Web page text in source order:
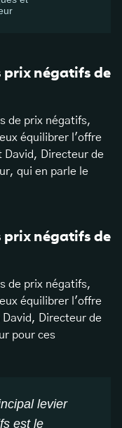
prix négatifs de
de prix négatifs,
équilibrer l'offre
David, Directeur de
qui en parle le
prix négatifs de
de prix négatifs,
équilibrer l'offre
Directeur de
pour ces
levier
est le